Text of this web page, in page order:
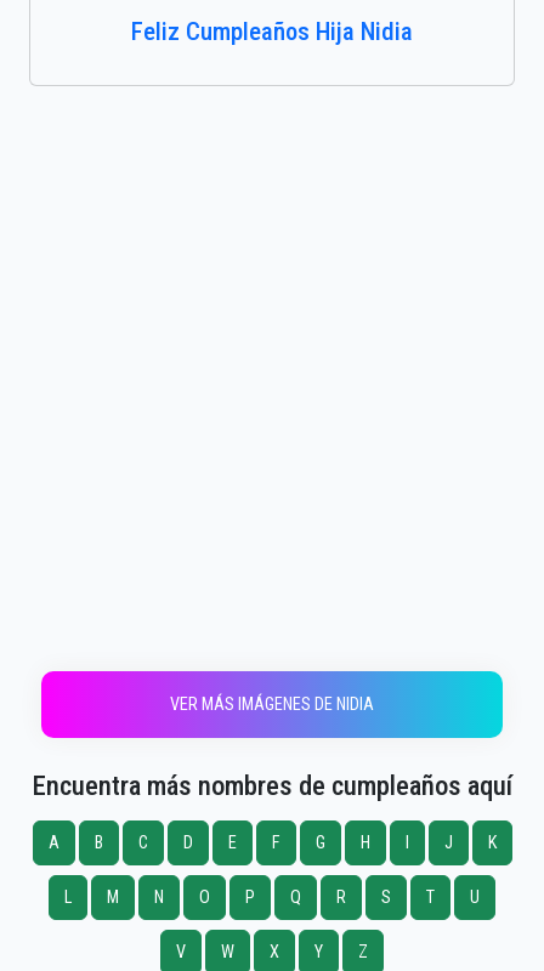
Feliz Cumpleaños Hija Nidia
VER MÁS IMÁGENES DE NIDIA
Encuentra más nombres de cumpleaños aquí
A B C D E F G H J K
L M N O P Q R S T U
V W X Y Z